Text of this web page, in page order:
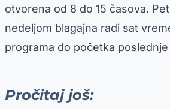
otvorena od 8 do 15 časova.
nedeljom blagajna radi sat
programa do početka
Pročitaj još: